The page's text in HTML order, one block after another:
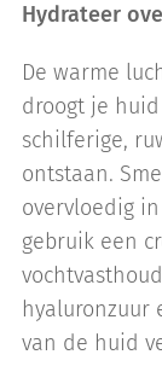
Hydrateer
De warme
droogt je
schilferige,
ontstaan.
overvloedig
gebruik een
hyaluronzuur
van de huid